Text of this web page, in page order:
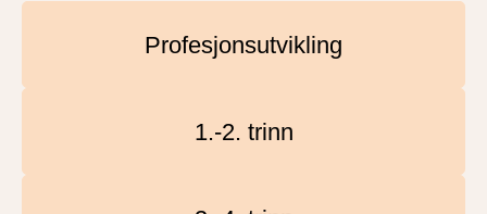
Profesjonsutvikling
1.-2. trinn